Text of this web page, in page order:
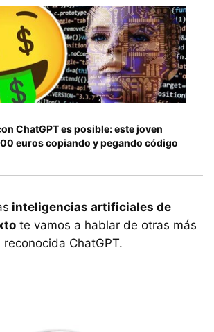
ChatGPT es posible: este joven
euros copiando y pegando código
inteligencias artificiales de
te vamos a hablar de otras más
ChatGPT.